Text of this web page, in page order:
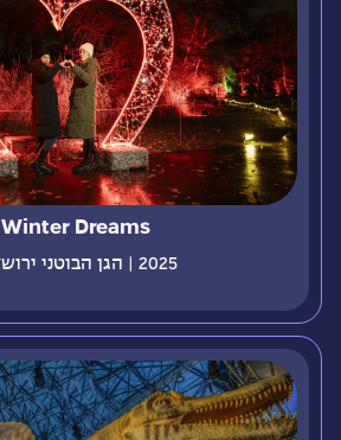
Winter Dreams
2025 | הגן הבוטני ירושלים